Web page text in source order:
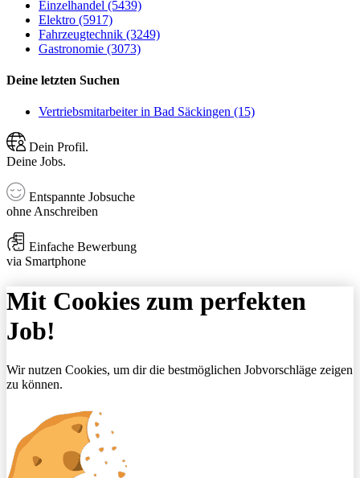
Einzelhandel (5439)
Elektro (5917)
Fahrzeugtechnik (3249)
Gastronomie (3073)
Deine letzten Suchen
Vertriebsmitarbeiter in Bad Säckingen (15)
Dein Profil.
Deine Jobs.
Entspannte Jobsuche
ohne Anschreiben
Einfache Bewerbung
via Smartphone
Mit Cookies zum perfekten
Job!
Wir nutzen Cookies, um dir die bestmöglichen Jobvorschläge zeigen
zu können.